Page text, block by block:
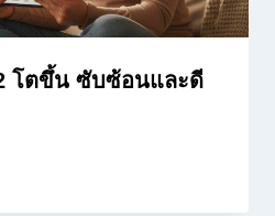
โตขึ้น ซับซ้อนและดี